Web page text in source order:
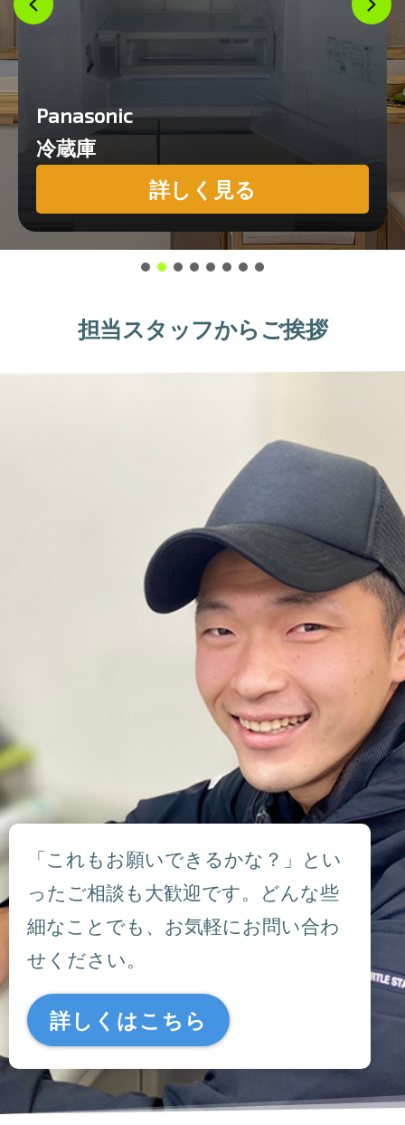
Panasonic
冷蔵庫
詳しく見る
担当スタッフからご挨拶
「これもお願いできるかな？」とい
ったご相談も大歓迎です。どんな些
細なことでも、お気軽にお問い合わ
せください。
詳しくはこちら